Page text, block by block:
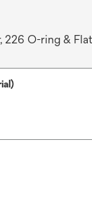
226 O-ring &